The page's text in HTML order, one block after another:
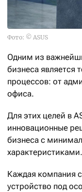
Фото: © ASUS
Одним из
бизнеса является
процессов: от
офиса.
Для этих целей в
инновационные
бизнеса с
характеристиками.
Каждая компания
устройство под